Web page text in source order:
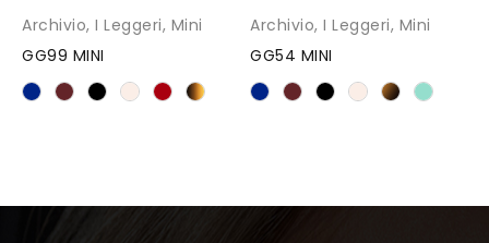
Archivio, I Leggeri, Mini
GG99 MINI
Archivio, I Leggeri, Mini
GG54 MINI